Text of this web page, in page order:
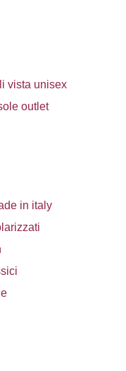
vista unisex
outlet
in italy